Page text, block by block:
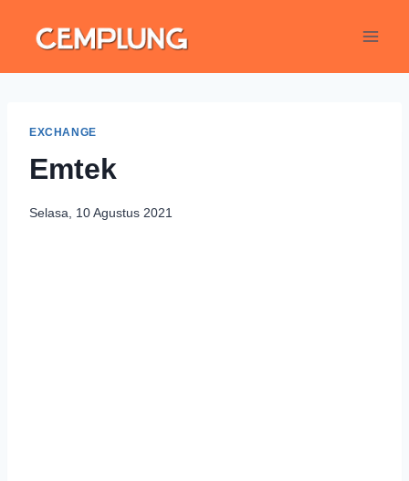
EXCHANGE
Emtek
Selasa, 10 Agustus 2021